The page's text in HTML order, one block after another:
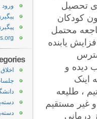
تحصیل
کودکان
محتمل
یابنده
دیده و
اینک
، طلیعه
غیر مستقیم
درمانی
ورود
اخلاق